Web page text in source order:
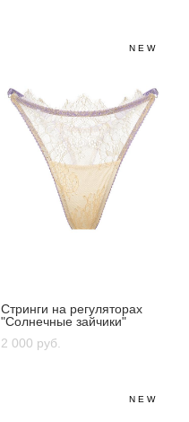
NEW
Стринги на регуляторах
"Солнечные зайчики"
2 000 pуб.
NEW